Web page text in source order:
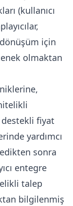
(kullanıcı
için
olmaktan
fiyat
yardımcı
sonra
entegre
talep
bilgilenmiş